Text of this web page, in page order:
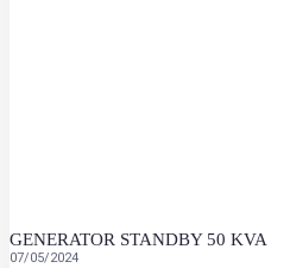
GENERATOR STANDBY 50 KVA
07/05/2024